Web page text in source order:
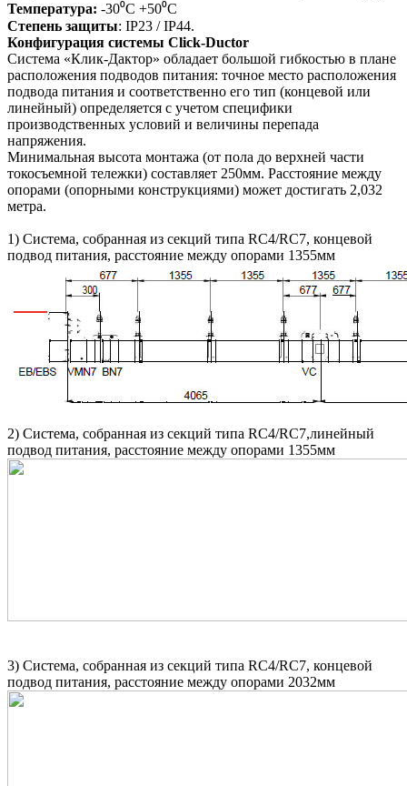
Температура: -30⁰С +50⁰С
Степень защиты: IP23 / IP44.
Конфигурация системы Click-Ductor
Система «Клик-Дактор» обладает большой гибкостью в плане
расположения подводов питания: точное место расположения
подвода питания и соответственно его тип (концевой или
линейный) определяется с учетом специфики
производственных условий и величины перепада
напряжения.
Минимальная высота монтажа (от пола до верхней части
токосъемной тележки) составляет 250мм. Расстояние между
опорами (опорными конструкциями) может достигать 2,032
метра.
1) Система, собранная из секций типа RC4/RC7, концевой
подвод питания, расстояние между опорами 1355мм
2) Система, собранная из секций типа RC4/RC7,линейный
подвод питания, расстояние между опорами 1355мм
3) Система, собранная из секций типа RC4/RC7, концевой
подвод питания, расстояние между опорами 2032мм